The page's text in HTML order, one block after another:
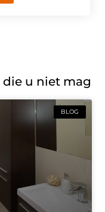
die u niet mag
BLOG